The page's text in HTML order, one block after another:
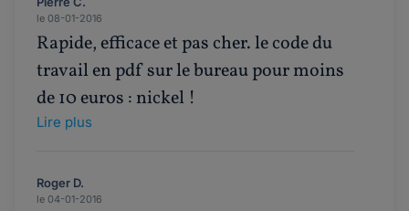
le 08-01-2016
Rapide, efficace et pas cher. le code du
travail en pdf sur le bureau pour moins
de 10 euros : nickel !
Lire plus
Roger D.
le 04-01-2016